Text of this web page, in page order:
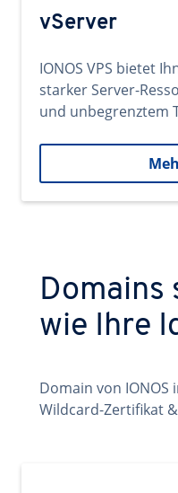
vServer
IONOS VPS bietet
starker Server-
und unbegrenztem
Domains
wie Ihre
Domain von IONOS
Wildcard-Zertifikat